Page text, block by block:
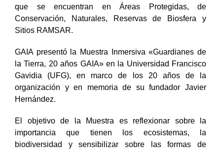
que se encuentran en Áreas Protegidas, de
Conservación, Naturales, Reservas de Biosfera y
Sitios RAMSAR.
GAIA presentó la Muestra Inmersiva «Guardianes de
la Tierra, 20 años GAIA» en la Universidad Francisco
Gavidia (UFG), en marco de los 20 años de la
organización y en memoria de su fundador Javier
Hernández.
El objetivo de la Muestra es reflexionar sobre la
importancia que tienen los ecosistemas, la
biodiversidad y sensibilizar sobre las formas de